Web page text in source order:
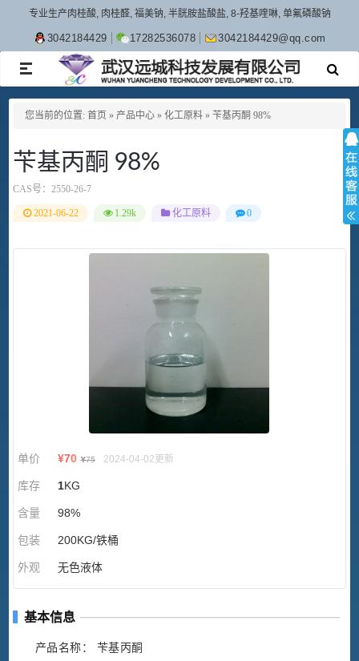
专业生产肉桂酸, 肉桂醛, 福美钠, 半胱胺盐酸盐, 8-羟基喹啉, 单氟磷酸钠
3042184429 17282536078 3042184429@qq.com
TOGGLE
NAVIGATION
您当前的位置: 首页 » 产品中心 » 化工原料 » 苄基丙酮 98%
苄基丙酮 98%
CAS号： 2550-26-7
2021-06-22 1.29k 化工原料 0
单价 ¥70 ¥75 2024-04-02更新
库存 1KG
含量 98%
包装 200KG/铁桶
外观 无色液体
基本信息
产品名称： 苄基丙酮